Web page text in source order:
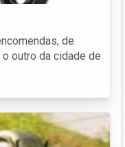
de
outro da cidade de